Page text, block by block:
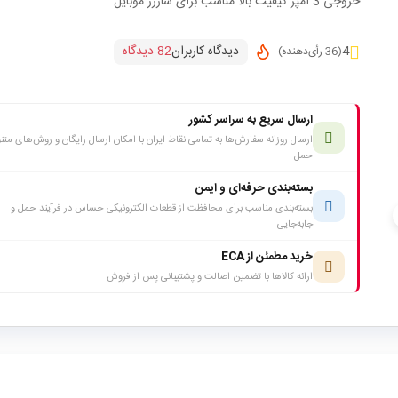
4(36 رأی‌دهنده) دیدگاه کاربران82 دیدگاه
ارسال سریع به سراسر کشور
ارسال روزانه سفارش‌ها به تمامی نقاط ایران با امکان ارسال رایگان و روش‌های
حمل
بسته‌بندی حرفه‌ای و ایمن
بسته‌بندی مناسب برای محافظت از قطعات الکترونیکی حساس در فرآیند حمل و
جابه‌جایی
خرید مطمئن از ECA
ارائه کالاها با تضمین اصالت و پشتیبانی پس از فروش